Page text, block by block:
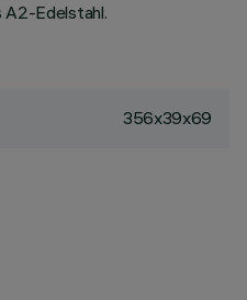
A2-Edelstahl.
356x39x69